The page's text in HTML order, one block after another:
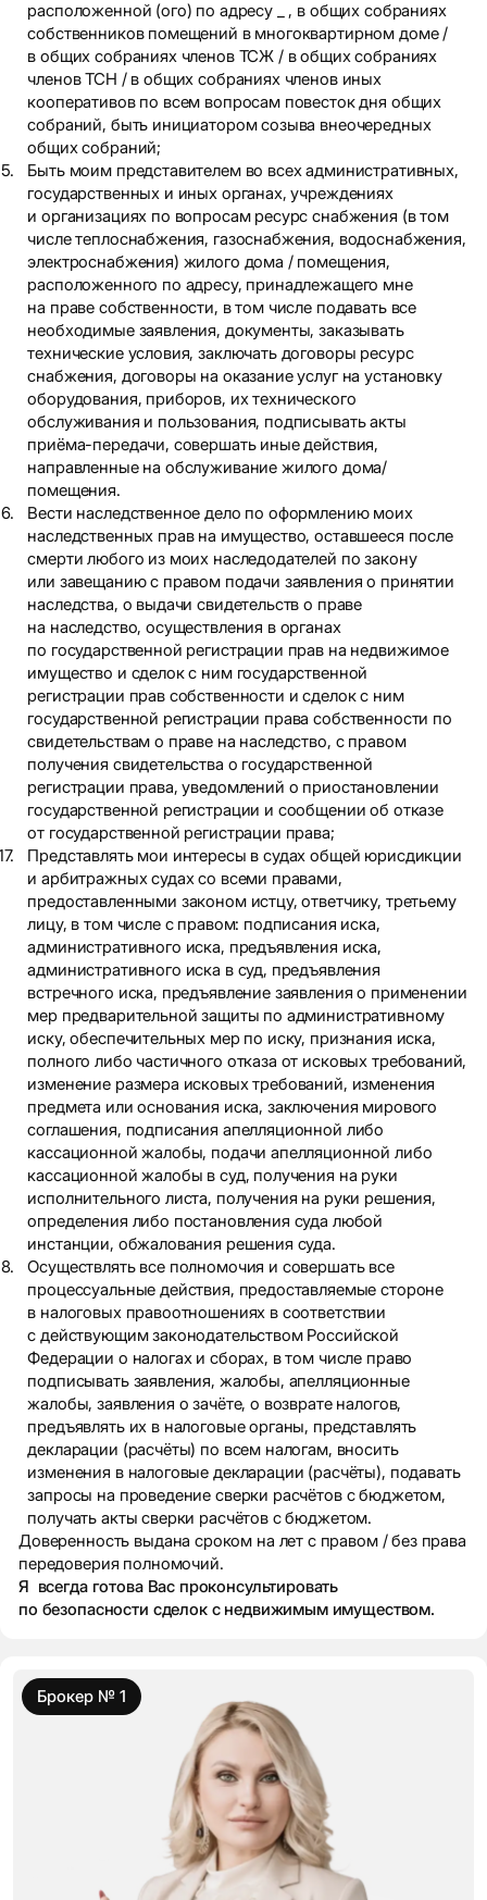
расположенной (ого) по адресу _ , в общих собраниях
собственников помещений в многоквартирном доме /
в общих собраниях членов ТСЖ / в общих собраниях
членов ТСН / в общих собраниях членов иных
кооперативов по всем вопросам повесток дня общих
собраний, быть инициатором созыва внеочередных
общих собраний;
Быть моим представителем во всех административных,
государственных и иных органах, учреждениях
и организациях по вопросам ресурс снабжения (в том
числе теплоснабжения, газоснабжения, водоснабжения,
электроснабжения) жилого дома / помещения,
расположенного по адресу, принадлежащего мне
на праве собственности, в том числе подавать все
необходимые заявления, документы, заказывать
технические условия, заключать договоры ресурс
снабжения, договоры на оказание услуг на установку
оборудования, приборов, их технического
обслуживания и пользования, подписывать акты
приёма-передачи, совершать иные действия,
направленные на обслуживание жилого дома/
помещения.
Вести наследственное дело по оформлению моих
наследственных прав на имущество, оставшееся после
смерти любого из моих наследодателей по закону
или завещанию с правом подачи заявления о принятии
наследства, о выдачи свидетельств о праве
на наследство, осуществления в органах
по государственной регистрации прав на недвижимое
имущество и сделок с ним государственной
регистрации прав собственности и сделок с ним
государственной регистрации права собственности по
свидетельствам о праве на наследство, с правом
получения свидетельства о государственной
регистрации права, уведомлений о приостановлении
государственной регистрации и сообщении об отказе
от государственной регистрации права;
Представлять мои интересы в судах общей юрисдикции
и арбитражных судах со всеми правами,
предоставленными законом истцу, ответчику, третьему
лицу, в том числе с правом: подписания иска,
административного иска, предъявления иска,
административного иска в суд, предъявления
встречного иска, предъявление заявления о применении
мер предварительной защиты по административному
иску, обеспечительных мер по иску, признания иска,
полного либо частичного отказа от исковых требований,
изменение размера исковых требований, изменения
предмета или основания иска, заключения мирового
соглашения, подписания апелляционной либо
кассационной жалобы, подачи апелляционной либо
кассационной жалобы в суд, получения на руки
исполнительного листа, получения на руки решения,
определения либо постановления суда любой
инстанции, обжалования решения суда.
Осуществлять все полномочия и совершать все
процессуальные действия, предоставляемые стороне
в налоговых правоотношениях в соответствии
с действующим законодательством Российской
Федерации о налогах и сборах, в том числе право
подписывать заявления, жалобы, апелляционные
жалобы, заявления о зачёте, о возврате налогов,
предъявлять их в налоговые органы, представлять
декларации (расчёты) по всем налогам, вносить
изменения в налоговые декларации (расчёты), подавать
запросы на проведение сверки расчётов с бюджетом,
получать акты сверки расчётов с бюджетом.
Доверенность выдана сроком на лет с правом / без права
передоверия полномочий.
Я всегда готова Вас проконсультировать
по безопасности сделок с недвижимым имуществом.
Брокер № 1